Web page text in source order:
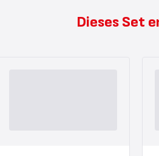
Dieses Set